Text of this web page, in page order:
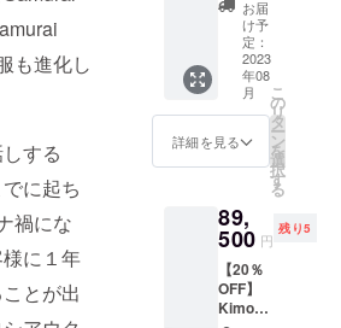
も進化し
する
に起ち
禍にな
に１年
とが出
＝＝＝
＝＝＝
＝＝＝
間が必
要な
為、お
届けが8
月以降
になる
事が見
込まれ
ンをお
選び下
さい==
・サイ
ズ：XS
/ S / M /
8月発送
予定 ・
1stロッ
ト生産
※生地の
在庫数
の関係
速のお
届けと
なりま
す ※本
リター
ン売り
レイ＆
ブルー
グレイ)
・1着あ
たり定
価
110,000
円
→88,00
料1,500
円 ・税
込み、
送料込
み価格
・カ
お届
け予
定：
2023
年08
月
詳細を見る
こ
の
リ
タ
ー
ン
を
選
択
す
る
89,
500 円
残り5
【20％
OFF】
Kimono